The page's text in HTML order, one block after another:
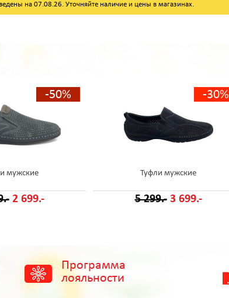
на 07.08.26. Уточняйте наличие и цены в магазинах.
-50%
мужские
2 699.-
-30%
Туфли мужские
5 299.- 3 699.-
Программа
лояльности